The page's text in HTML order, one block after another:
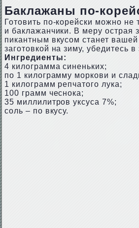
Баклажаны по-
Готовить по-корейски можно не
и баклажанчики. В меру острая
пикантным вкусом станет
заготовкой на зиму, убедитесь в
Ингредиенты:
4 килограмма синеньких;
по 1 килограмму моркови и
1 килограмм репчатого лука;
100 грамм чеснока;
35 миллилитров уксуса 7%;
соль – по вкусу.